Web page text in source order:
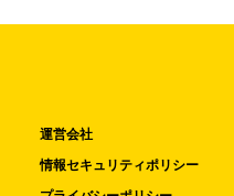
運営会社
情報セキュリティポリシー